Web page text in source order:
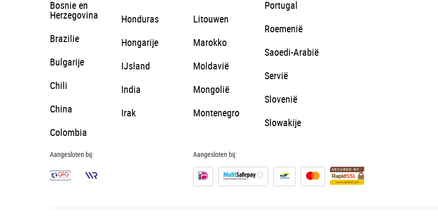
Bosnie en
Herzegovina
Brazilie
Bulgarije
Chili
China
Colombia
Honduras
Hongarije
IJsland
India
Irak
Litouwen
Marokko
Moldavië
Mongolië
Montenegro
Portugal
Roemenië
Saoedi-Arabië
Servië
Slovenië
Slowakije
Aangesloten bij: Aangesloten bij: